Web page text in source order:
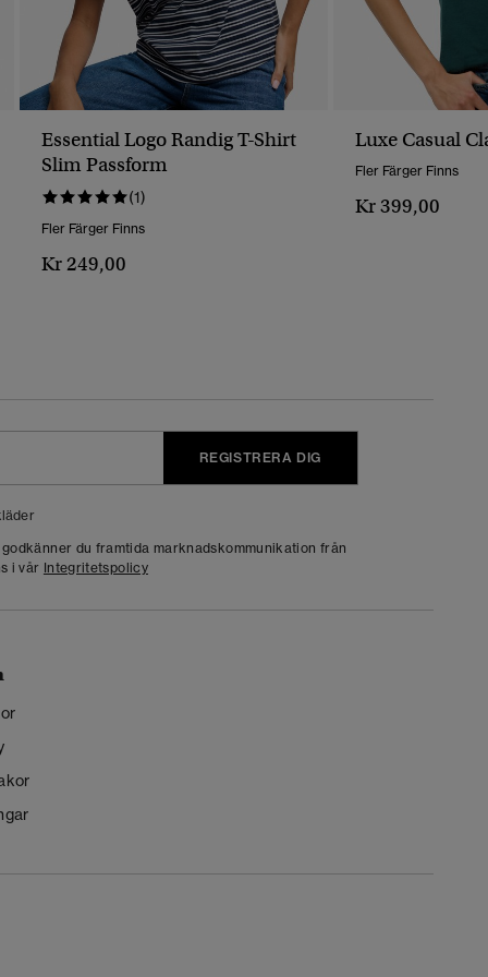
Essential Logo Randig T-Shirt
Slim Passform
(1)
Fler Färger Finns
Kr 249,00
Luxe Casual
Fler Färger Finns
Kr 399,00
REGISTRERA DIG
du framtida marknadskommunikation från
i vår Integritetspolicy